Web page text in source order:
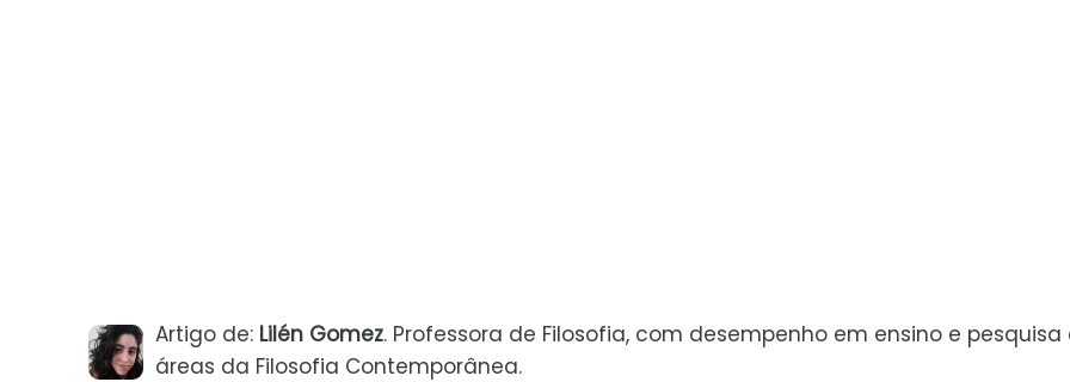
Artigo de: Lilén Gomez. Professora de Filosofia, com desempenho em ensino e pesquisa
áreas da Filosofia Contemporânea.